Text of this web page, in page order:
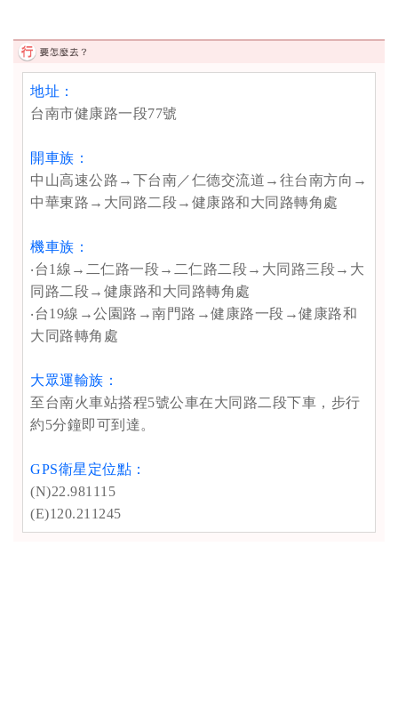
地址：
台南市健康路一段77號
開車族：
中山高速公路→下台南／仁德交流道→往台南方向→
中華東路→大同路二段→健康路和大同路轉角處
機車族：
‧台1線→二仁路一段→二仁路二段→大同路三段→大
同路二段→健康路和大同路轉角處
‧台19線→公園路→南門路→健康路一段→健康路和
大同路轉角處
大眾運輸族：
至台南火車站搭程5號公車在大同路二段下車，步行
約5分鐘即可到達。
GPS衛星定位點：
(N)22.981115
(E)120.211245